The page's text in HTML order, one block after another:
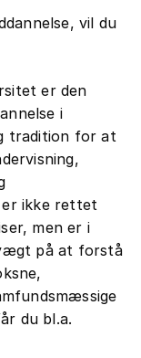
og
er
of
London
lavet
vil du
er den
i
tradition for at
er ikke rettet
men er i
på at forstå
du bl.a.